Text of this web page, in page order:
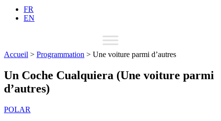
FR
EN
Accueil > Programmation > Une voiture parmi d’autres
Un Coche Cualquiera (Une voiture parmi
d’autres)
POLAR